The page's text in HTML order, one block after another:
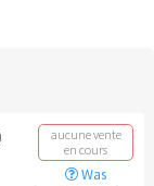
aucune vente
en cours
Was